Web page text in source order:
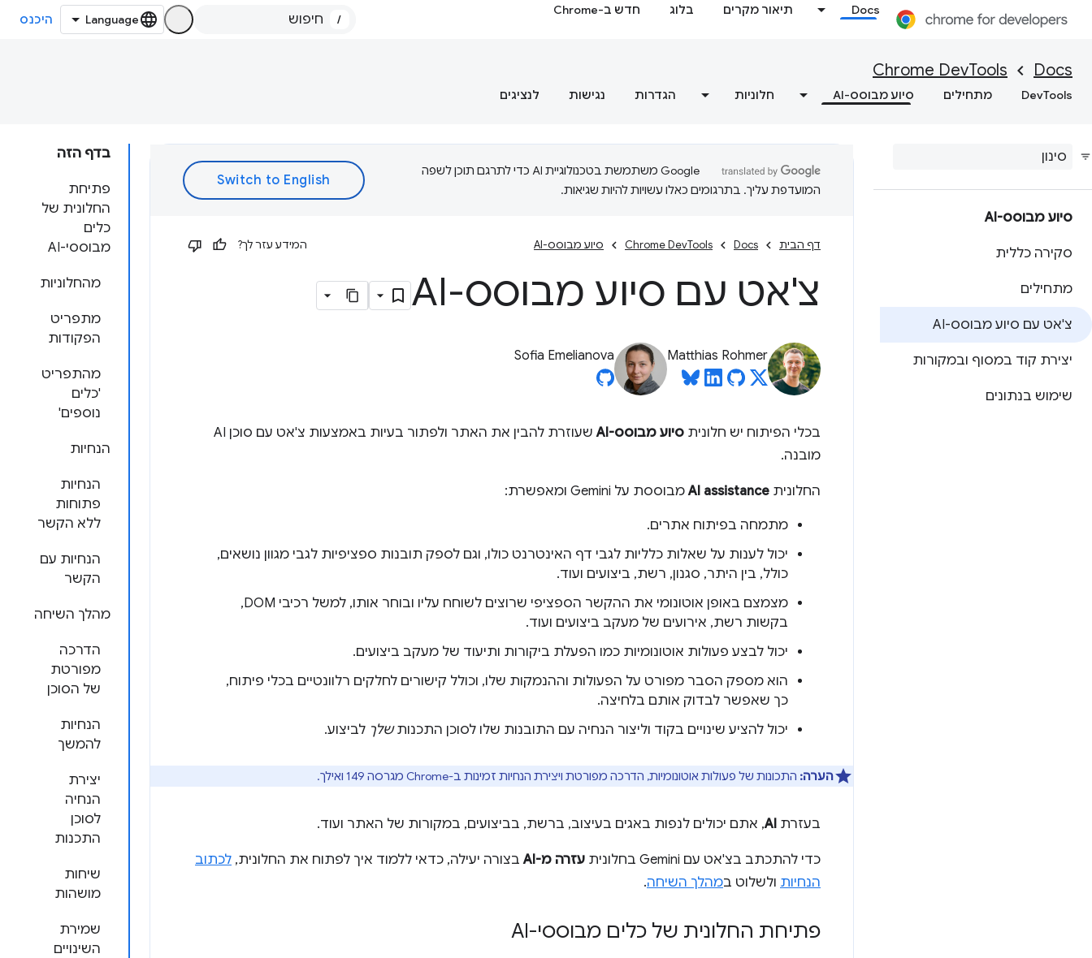
Docs תיאור מקרים בלוג חדש ב-Chrome
/ היכנס
Docs
Chrome DevTools
DevTools מתחילים סיוע מבוסס-AI חלוניות הגדרות נגישות לנציגים
סיוע מבוסס-AI
סקירה כללית
מתחילים
צ'אט עם סיוע מבוסס-AI
יצירת קוד במסוף ובמקורות
שימוש בנתונים
בדף הזה
פתיחת
החלונית של
כלים
מבוססי-AI
מהחלוניות
מתפריט
הפקודות
מהתפריט
'כלים
נוספים'
הנחיות
הנחיות
פתוחות
ללא הקשר
הנחיות עם
הקשר
מהלך השיחה
הדרכה
מפורטת
של הסוכן
הנחיות
להמשך
יצירת
הנחיה
לסוכן
התכנות
שיחות
מושהות
שמירת
השינויים
‫Google משתמשת בטכנולוגיית AI כדי לתרגם תוכן לשפה
המועדפת עליך. בתרגומים כאלו עשויות להיות שגיאות.
דף הבית Docs
Chrome DevTools סיוע מבוסס-AI המידע עזר לך?
צ'אט עם סיוע מבוסס-AI
Matthias Rohmer
Sofia Emelianova
בכלי הפיתוח יש חלונית סיוע מבוסס-AI
שעוזרת להבין את האתר ולפתור בעיות באמצעות צ'אט עם סוכן AI
מובנה.
החלונית AI assistanceמבוססת על Gemini ומאפשרת:
מתמחה בפיתוח אתרים.
יכול לענות על שאלות כלליות לגבי דף האינטרנט כולו, וגם לספק תובנות ספציפיות לגבי מגוון נושאים,
כולל, בין היתר, סגנון, רשת, ביצועים ועוד.
מצמצם באופן אוטונומי את ההקשר הספציפי שרוצים לשוחח עליו ובוחר אותו, למשל רכיבי DOM,
בקשות רשת, אירועים של מעקב ביצועים ועוד.
יכול לבצע פעולות אוטונומיות כמו הפעלת ביקורות ותיעוד של מעקב ביצועים.
הוא מספק הסבר מפורט על הפעולות וההנמקות שלו, וכולל קישורים לחלקים רלוונטיים בכלי פיתוח,
כך שאפשר לבדוק אותם בלחיצה.
יכול להציע שינויים בקוד וליצור הנחיה עם התובנות שלו לסוכן התכנותשלך לביצוע.
הערה: התכונות של פעולות אוטונומיות, הדרכה מפורטת ויצירת הנחיות זמינות ב-Chrome מגרסה 149 ואילך.
בעזרת AI, אתם יכולים לנפות באגים בעיצוב, ברשת, בביצועים, במקורות של האתר ועוד.
כדי להתכתב בצ'אט עם Gemini בחלונית עזרה מ-AI בצורה יעילה, כדאי ללמוד איך לפתוח את החלונית, לכתוב
הנחיות ולשלוט במהלך השיחה.
פתיחת החלונית של כלים מבוססי-AI